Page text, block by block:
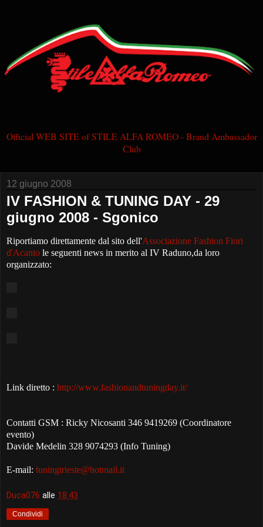
Official WEB SITE of STILE ALFA ROMEO - Brand Ambassador
Club
12 giugno 2008
IV FASHION & TUNING DAY - 29
giugno 2008 - Sgonico
Riportiamo direttamente dal sito dell'Associazione Fashion Fiori
d'Acanto le seguenti news in merito al IV Raduno,da loro
organizzato:
Link diretto : http://www.fashionandtuningday.it/
Contatti GSM : Ricky Nicosanti 346 9419269 (Coordinatore
evento)
Davide Medelin 328 9074293 (Info Tuning)
E-mail: tuningtrieste@hotmail.it
Duca076 alle 18:43
Condividi